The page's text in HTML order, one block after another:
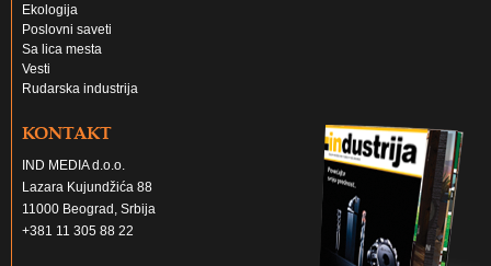
Ekologija
Poslovni saveti
Sa lica mesta
Vesti
Rudarska industrija
KONTAKT
IND MEDIA d.o.o.
Lazara Kujundžića 88
11000 Beograd, Srbija
+381 11 305 88 22